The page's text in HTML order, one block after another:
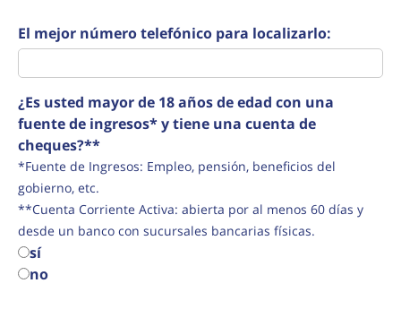
El mejor número telefónico para localizarlo:
¿Es usted mayor de 18 años de edad con una
fuente de ingresos* y tiene una cuenta de
cheques?**
*Fuente de Ingresos: Empleo, pensión, beneficios del
gobierno, etc.
**Cuenta Corriente Activa: abierta por al menos 60 días y
desde un banco con sucursales bancarias físicas.
sí
no